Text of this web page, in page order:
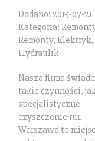
Dodano: 2015-07-21
Kategoria:
Remonty, Elektryk,
Hydraulik
Nasza firma
takie czynności,
specjalistyczne
czyszczenie rur.
Warszawa to